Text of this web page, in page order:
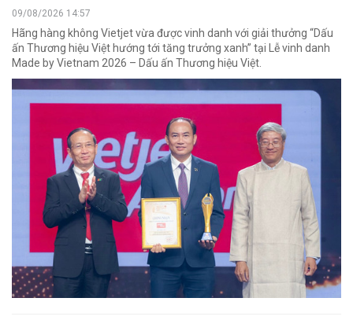
09/08/2026 14:57
Hãng hàng không Vietjet vừa được vinh danh với giải thưởng “Dấu
ấn Thương hiệu Việt hướng tới tăng trưởng xanh” tại Lễ vinh danh
Made by Vietnam 2026 – Dấu ấn Thương hiệu Việt.